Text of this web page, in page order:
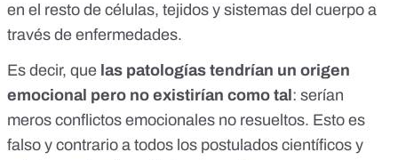
en el resto de células, tejidos y sistemas del cuerpo a
través de enfermedades.
Es decir, que las patologías tendrían un origen
emocional pero no existirían como tal : serían
meros conflictos emocionales no resueltos. Esto es
falso y contrario a todos los postulados científicos y